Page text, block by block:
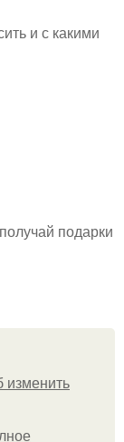
и с какими
подарки
изменить